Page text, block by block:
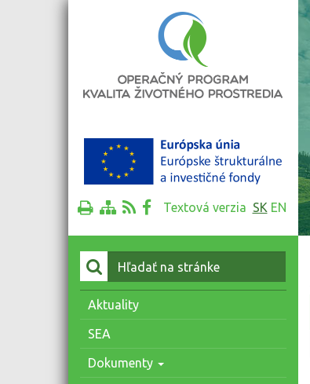
Textová verzia SK EN
Vyhľadať:
Aktuality
SEA
Dokumenty